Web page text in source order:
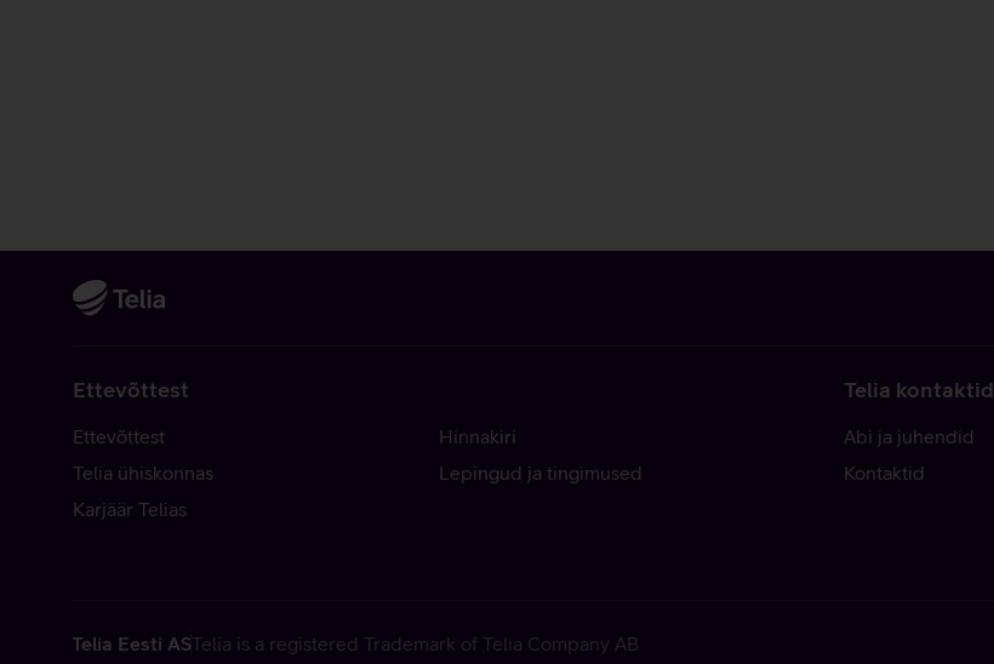
Ettevõttest
Ettevõttest
Telia ühiskonnas
Karjäär Telias
Hinnakiri
Lepingud ja tingimused
Telia kontaktid
Abi ja juhendid
Kontaktid
Telia Eesti ASTelia is a registered Trademark of Telia Company AB